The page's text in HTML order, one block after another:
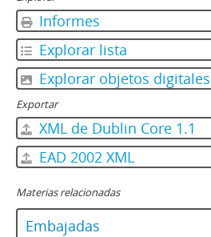
Informes
Explorar lista
Explorar objetos digitales
Exportar
XML de Dublin Core 1.1
EAD 2002 XML
Materias relacionadas
Embajadas